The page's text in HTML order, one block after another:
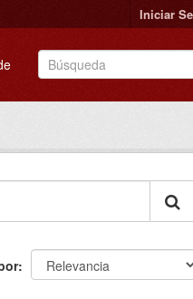
Iniciar